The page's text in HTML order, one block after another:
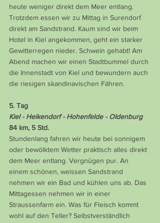
heute weniger direkt dem Meer entlang.
Trotzdem essen wir zu Mittag in Surendorf
direkt am Sandstrand. Kaum sind wir beim
Hotel in Kiel angekommen, geht ein starker
Gewitterregen nieder. Schwein gehabt! Am
Abend machen wir einen Stadtbummel durch
die Innenstadt von Kiel und bewundern auch
die riesigen skandinavischen Fähren.
5. Tag
Kiel - Heikendorf - Hohenfelde - Oldenburg
84 km, 5 Std.
Stundenlang fahren wir heute bei sonnigem
oder bewölktem Wetter praktisch alles direkt
dem Meer entlang. Vergnügen pur. An
einem schönen, weissen Sandstrand
nehmen wir ein Bad und kühlen uns ab. Das
Mittagessen nehmen wir in einer
Straussenfarm ein. Was für Fleisch kommt
wohl auf den Teller? Selbstverständlich